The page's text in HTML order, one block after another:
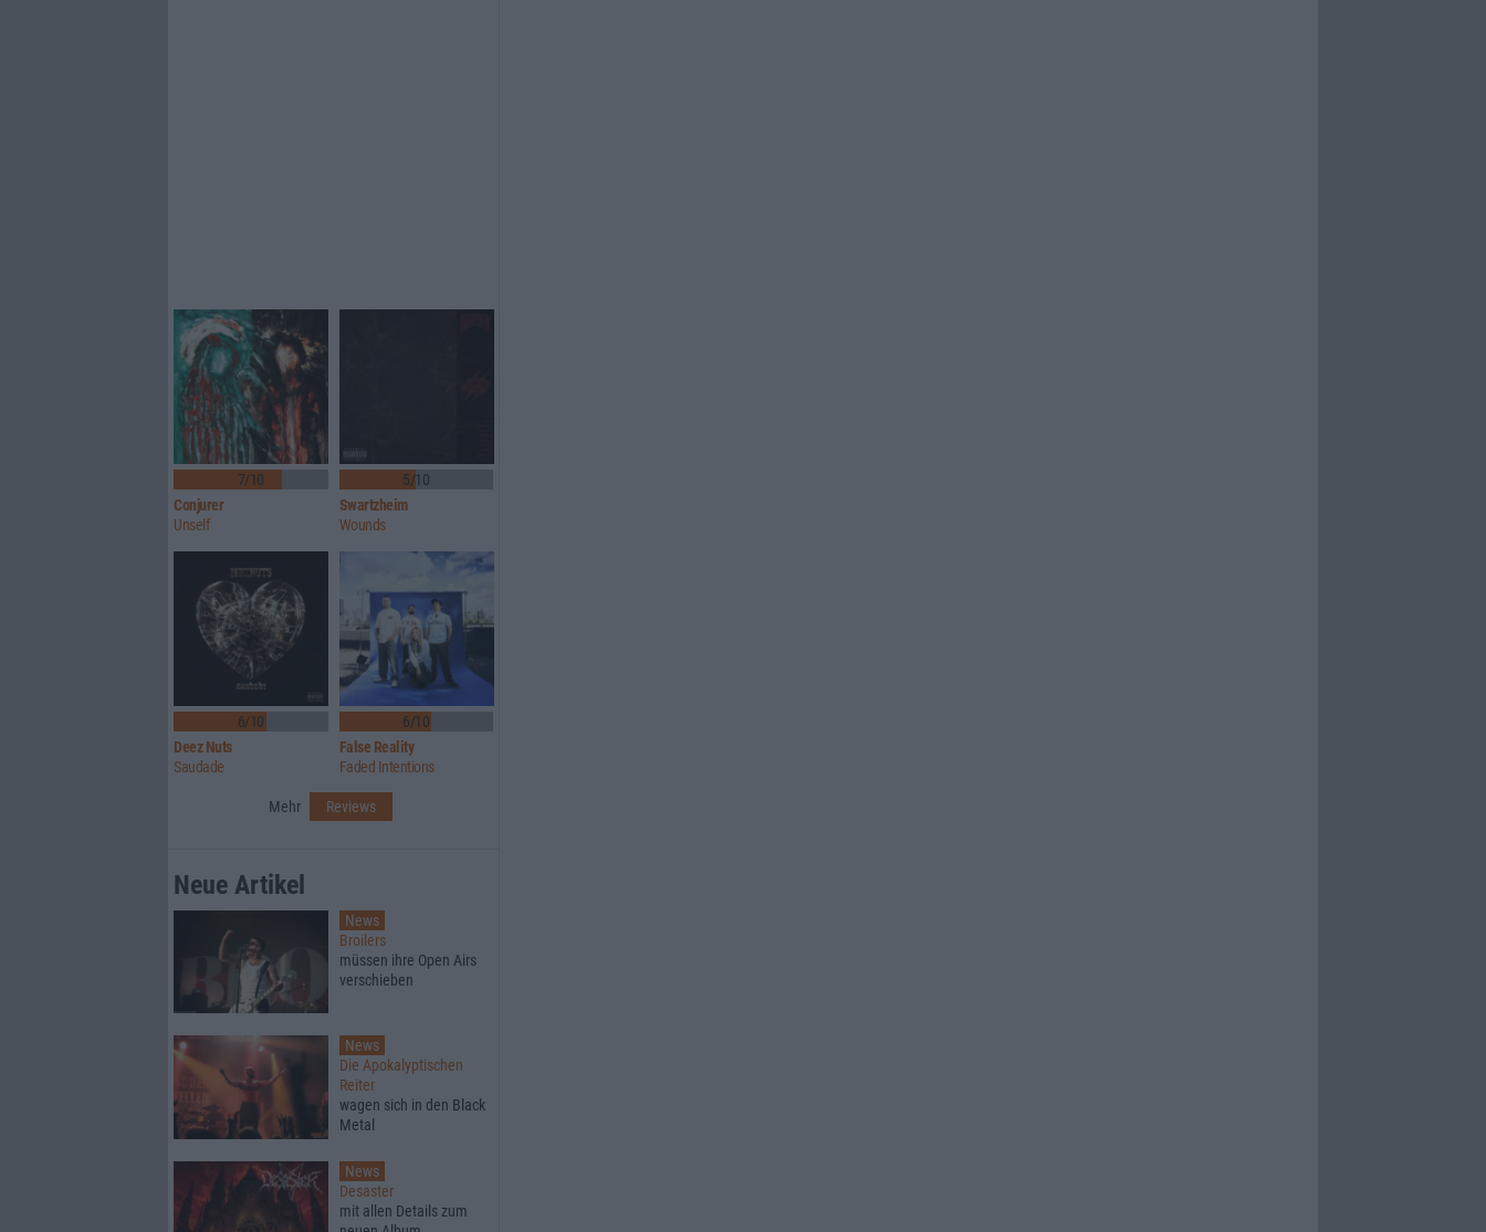
7/10
Conjurer
Unself
5/10
Swartzheim
Wounds
6/10
Deez Nuts
Saudade
6/10
False Reality
Faded Intentions
Mehr Reviews
Neue Artikel
News
Broilers
müssen ihre Open Airs
verschieben
News
Die Apokalyptischen
Reiter
wagen sich in den Black
Metal
News
Desaster
mit allen Details zum